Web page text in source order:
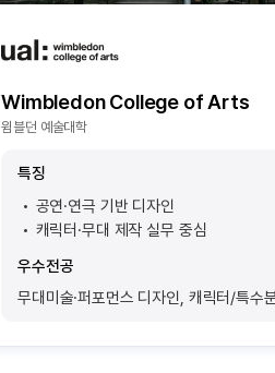
Wimbledon College of Arts
윔블던 예술대학
특징
공연·연극 기반 디자인
캐릭터·무대 제작 실무 중심
우수전공
무대미술·퍼포먼스 디자인, 캐릭터/특수